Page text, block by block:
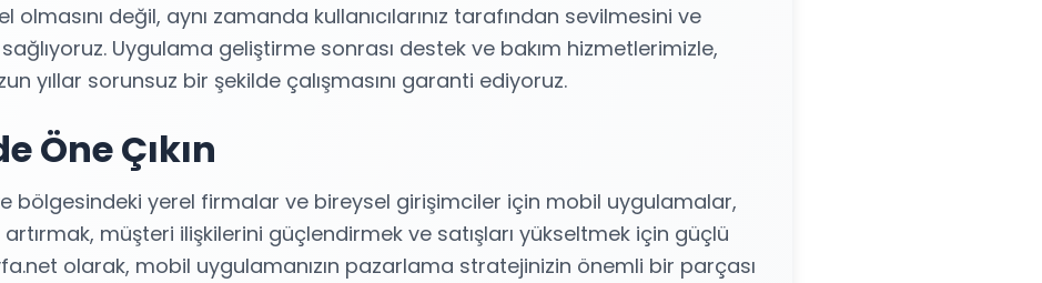
değil, aynı zamanda kullanıcılarınız tarafından sevilmesini ve
Uygulama geliştirme sonrası destek ve bakım hizmetlerimizle,
yıllar sorunsuz bir şekilde çalışmasını garanti ediyoruz.
Öne Çıkın
bölgesindeki yerel firmalar ve bireysel girişimciler için mobil uygulamalar,
müşteri ilişkilerini güçlendirmek ve satışları yükseltmek için güçlü
olarak, mobil uygulamanızın pazarlama stratejinizin önemli bir parçası